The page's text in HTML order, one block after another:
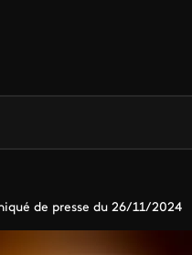
de presse du 26/11/2024